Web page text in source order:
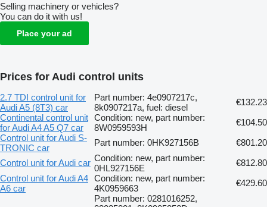
Selling machinery or vehicles?
You can do it with us!
Place your ad
Prices for Audi control units
2.7 TDI control unit for
Audi A5 (8T3) car
Part number: 4e0907217c,
8k0907217a, fuel: diesel
€132.23
Continental control unit
for Audi A4 A5 Q7 car
Condition: new, part number:
8W0959593H
€104.50
Control unit for Audi S-
TRONIC car
Part number: 0HK927156B
€801.20
Control unit for Audi car Condition: new, part number:
0HL927156E
€812.80
Control unit for Audi A4
A6 car
Condition: new, part number:
4K0959663
€429.60
Part number: 0281016252,